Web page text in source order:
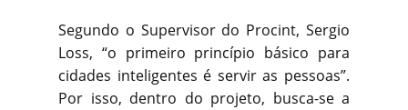
Segundo o Supervisor do Procint, Sergio
Loss, “o primeiro princípio básico para
cidades inteligentes é servir as pessoas”.
Por isso, dentro do projeto, busca-se a